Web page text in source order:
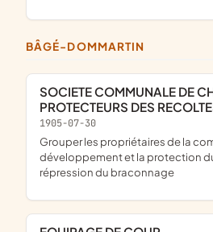
BÂGÉ-DOMMARTIN
SOCIETE COMMUNALE DE CHASSE LES
PROTECTEURS DES
1905-07-30
grouper les propriétaires de la commune pour le
développement et la protection
répression du braconnage